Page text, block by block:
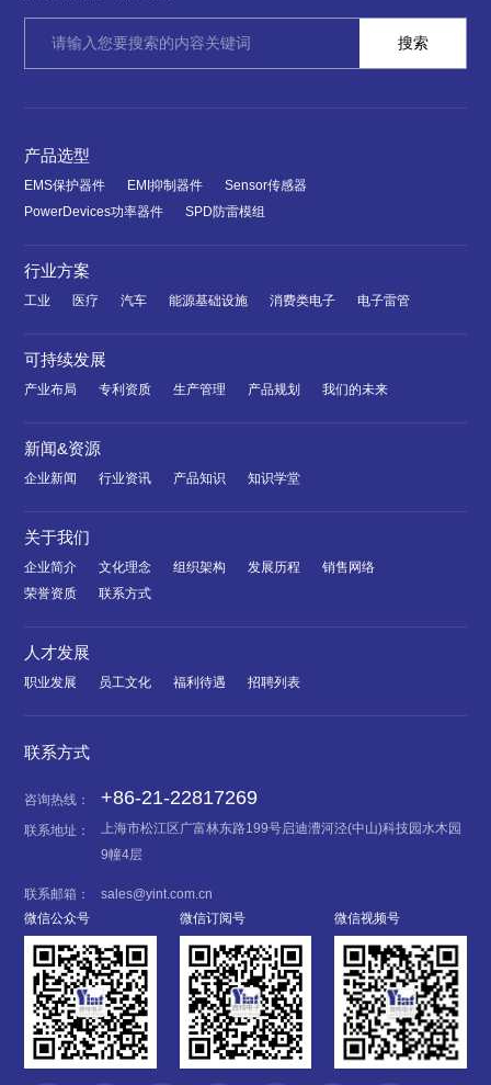
产品选型
EMS保护器件 EMI抑制器件
Sensor传感器
PowerDevices功率器件
SPD防雷模组
行业方案
工业 医疗 汽车 能源基础设施 消费类电子 电子雷管
可持续发展
产业布局 专利资质 生产管理 产品规划 我们的未来
新闻&资源
企业新闻 行业资讯 产品知识 知识学堂
关于我们
企业简介 文化理念 组织架构 发展历程
销售网络
荣誉资质
联系方式
人才发展
职业发展 员工文化 福利待遇 招聘列表
联系方式
咨询热线： +86-21-22817269
联系地址：
上海市松江区广富林东路199号启迪漕河泾(中山)科技园水木园
9幢4层
联系邮箱：
sales@yint.com.cn
微信公众号
微信订阅号 微信视频号